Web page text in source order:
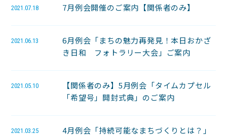
2021.07.18 7月例会開催のご案内【関係者のみ】
2021.06.13
6月例会「まちの魅力再発見！本日おかざ
き日和 フォトラリー大会」ご案内
2021.05.10
【関係者のみ】5月例会「タイムカプセル
「希望号」開封式典」のご案内
2021.03.25
4月例会「持続可能なまちづくりとは？」